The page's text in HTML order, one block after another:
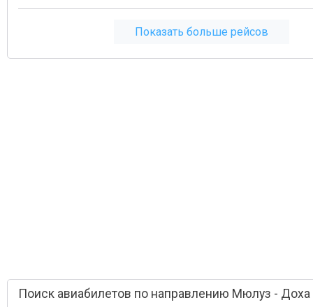
Показать больше рейсов
Поиск авиабилетов по направлению Мюлуз - Доха